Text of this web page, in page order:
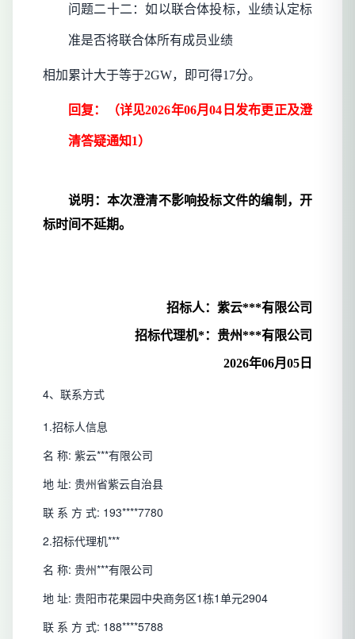
问题二十二：如以联合体投标，业绩认定标
准是否将联合体所有成员业绩
相加累计大于等于2GW，即可得17分。
回复：（详见2026年06月04日发布更正及澄
清答疑通知1）
说明：本次澄清不影响投标文件的编制，开
标时间不延期。
招标人：紫云***有限公司
招标代理机*：贵州***有限公司
2026年06月05日
4、联系方式
1.招标人信息
名 称: 紫云***有限公司
地 址: 贵州省紫云自治县
联 系 方 式: 193****7780
2.招标代理机***
名 称: 贵州***有限公司
地 址: 贵阳市花果园中央商务区1栋1单元2904
联 系 方 式: 188****5788